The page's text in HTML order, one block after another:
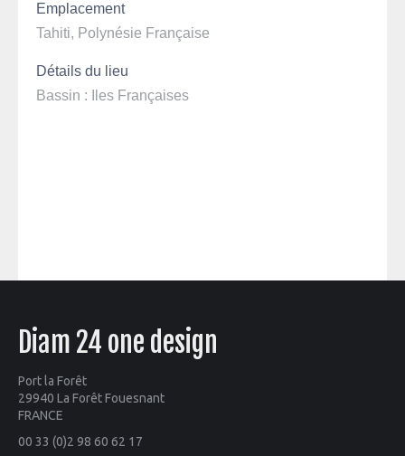
Emplacement
Tahiti, Polynésie Française
Détails du lieu
Bassin : Iles Françaises
Diam 24 one design
Port la Forêt
29940 La Forêt Fouesnant
FRANCE
00 33 (0)2 98 60 62 17